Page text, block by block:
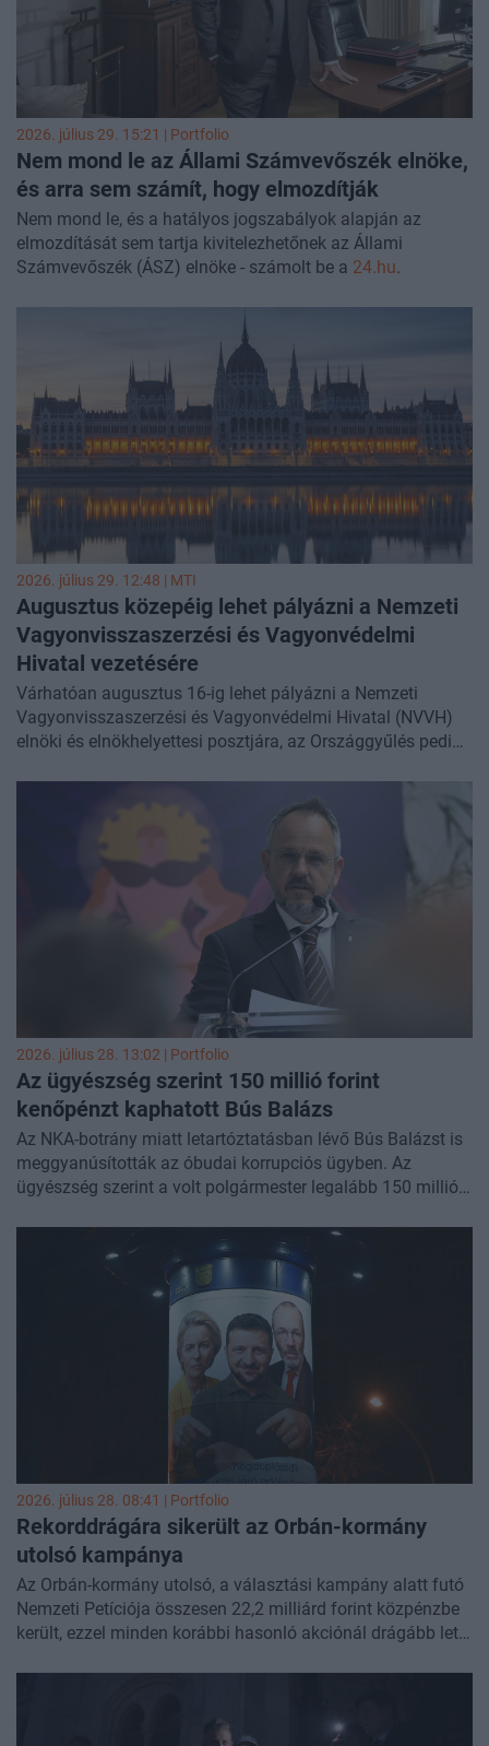
2026. július 29. 15:21 | Portfolio
Nem mond le az Állami Számvevőszék elnöke,
és arra sem számít, hogy elmozdítják
Nem mond le, és a hatályos jogszabályok alapján az
elmozdítását sem tartja kivitelezhetőnek az Állami
Számvevőszék (ÁSZ) elnöke - számolt be a 24.hu.
2026. július 29. 12:48 | MTI
Augusztus közepéig lehet pályázni a Nemzeti
Vagyonvisszaszerzési és Vagyonvédelmi
Hivatal vezetésére
Várhatóan augusztus 16-ig lehet pályázni a Nemzeti
Vagyonvisszaszerzési és Vagyonvédelmi Hivatal (NVVH)
elnöki és elnökhelyettesi posztjára, az Országgyűlés pedig
felhívások tervezetét az Országgyűlés igazságügyi és
alkotmányügyi bizottságának szerdai ülésén ismertették a
Tisza képviselői.
2026. július 28. 13:02 | Portfolio
Az ügyészség szerint 150 millió forint
kenőpénzt kaphatott Bús Balázs
Az NKA-botrány miatt letartóztatásban lévő Bús Balázst is
meggyanúsították az óbudai korrupciós ügyben. Az
ügyészség szerint a volt polgármester legalább 150 millió
2026. július 28. 08:41 | Portfolio
Rekorddrágára sikerült az Orbán-kormány
utolsó kampánya
Az Orbán-kormány utolsó, a választási kampány alatt futó
Nemzeti Petíciója összesen 22,2 milliárd forint közpénzbe
került, ezzel minden korábbi hasonló akciónál drágább lett.